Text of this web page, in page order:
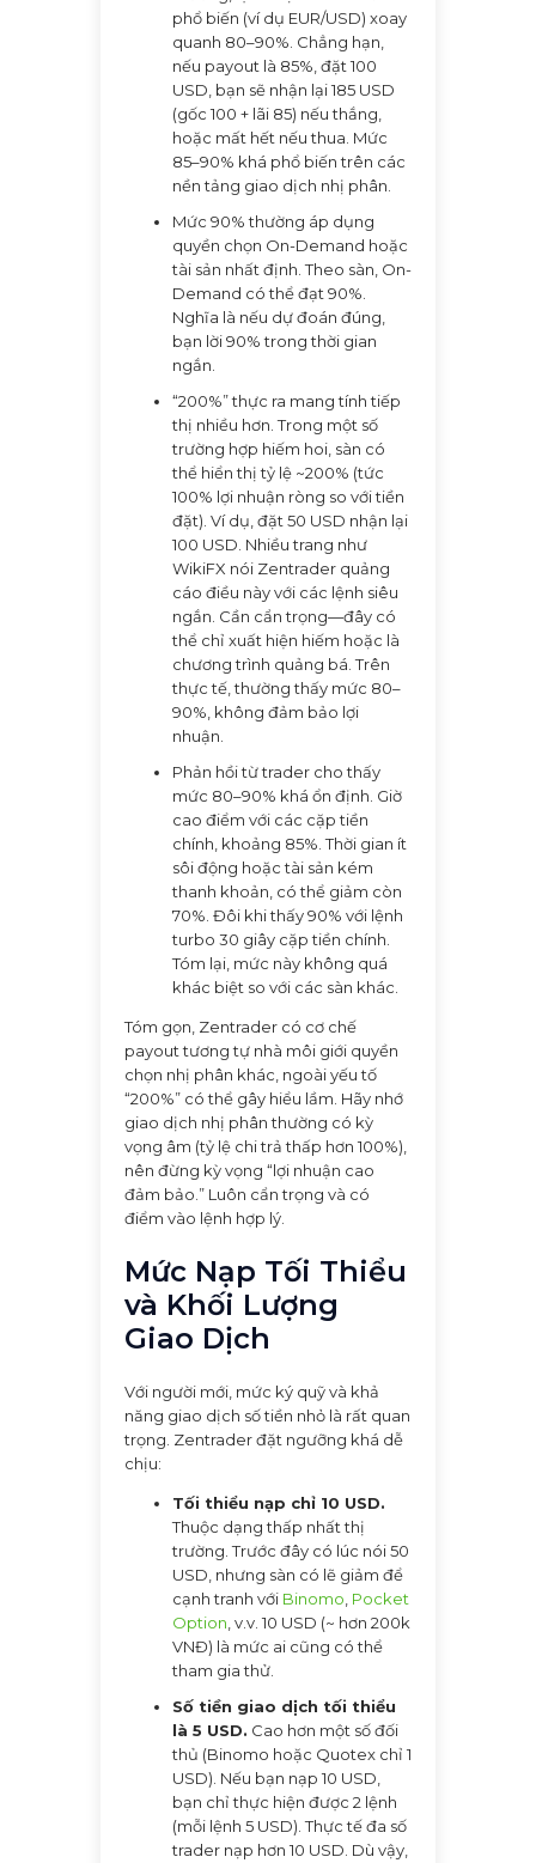
phổ biến (ví dụ EUR/USD) xoay
quanh 80–90%. Chẳng hạn,
nếu payout là 85%, đặt 100
USD, bạn sẽ nhận lại 185 USD
(gốc 100 + lãi 85) nếu thắng,
hoặc mất hết nếu thua. Mức
85–90% khá phổ biến trên các
nền tảng giao dịch nhị phân.
Mức 90% thường áp dụng
quyền chọn On-Demand hoặc
tài sản nhất định. Theo sàn, On-
Demand có thể đạt 90%.
Nghĩa là nếu dự đoán đúng,
bạn lời 90% trong thời gian
ngắn.
“200%” thực ra mang tính tiếp
thị nhiều hơn. Trong một số
trường hợp hiếm hoi, sàn có
thể hiển thị tỷ lệ ~200% (tức
100% lợi nhuận ròng so với tiền
đặt). Ví dụ, đặt 50 USD nhận lại
100 USD. Nhiều trang như
WikiFX nói Zentrader quảng
cáo điều này với các lệnh siêu
ngắn. Cần cẩn trọng—đây có
thể chỉ xuất hiện hiếm hoặc là
chương trình quảng bá. Trên
thực tế, thường thấy mức 80–
90%, không đảm bảo lợi
nhuận.
Phản hồi từ trader cho thấy
mức 80–90% khá ổn định. Giờ
cao điểm với các cặp tiền
chính, khoảng 85%. Thời gian ít
sôi động hoặc tài sản kém
thanh khoản, có thể giảm còn
70%. Đôi khi thấy 90% với lệnh
turbo 30 giây cặp tiền chính.
Tóm lại, mức này không quá
khác biệt so với các sàn khác.
Tóm gọn, Zentrader có cơ chế
payout tương tự nhà môi giới quyền
chọn nhị phân khác, ngoài yếu tố
“200%” có thể gây hiểu lầm. Hãy nhớ
giao dịch nhị phân thường có kỳ
vọng âm (tỷ lệ chi trả thấp hơn 100%),
nên đừng kỳ vọng “lợi nhuận cao
đảm bảo.” Luôn cẩn trọng và có
điểm vào lệnh hợp lý.
Mức Nạp Tối Thiểu
và Khối Lượng
Giao Dịch
Với người mới, mức ký quỹ và khả
năng giao dịch số tiền nhỏ là rất quan
trọng. Zentrader đặt ngưỡng khá dễ
chịu:
Tối thiểu nạp chỉ 10 USD.
Thuộc dạng thấp nhất thị
trường. Trước đây có lúc nói 50
USD, nhưng sàn có lẽ giảm để
cạnh tranh với Binomo Pocket
Option , v.v. 10 USD (~ hơn 200k
VNĐ) là mức ai cũng có thể
tham gia thử.
Số tiền giao dịch tối thiểu
là 5 USD. Cao hơn một số đối
thủ (Binomo hoặc Quotex chỉ 1
USD). Nếu bạn nạp 10 USD,
bạn chỉ thực hiện được 2 lệnh
(mỗi lệnh 5 USD). Thực tế đa số
trader nạp hơn 10 USD. Dù vậy,